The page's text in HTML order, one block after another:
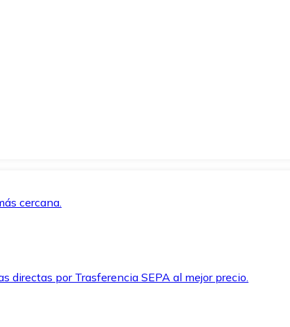
cercana.
directas por Trasferencia SEPA al mejor precio.